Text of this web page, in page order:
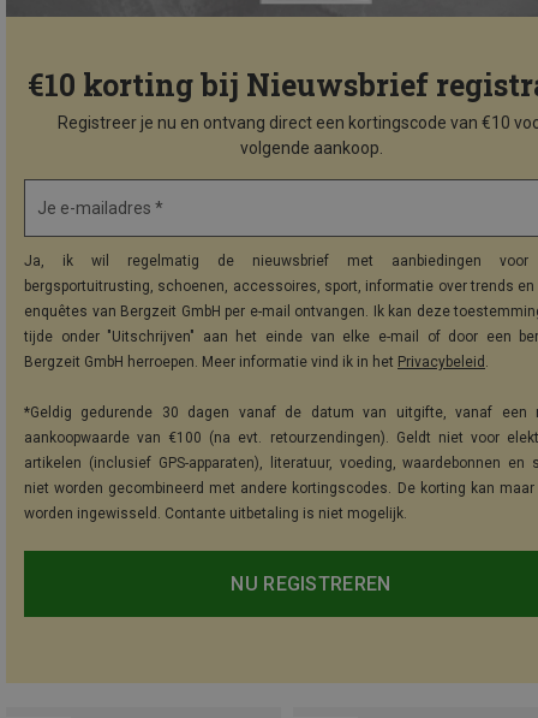
€10 korting bij Nieuwsbrief
Registreer je nu en ontvang direct een kortingscode van €10
volgende aankoop.
Je e-mailadres *
Ja, ik wil regelmatig de nieuwsbrief met aanbiedingen voor
bergsportuitrusting, schoenen, accessoires, sport, informatie over trends
enquêtes van Bergzeit GmbH per e-mail ontvangen. Ik kan deze
tijde onder "Uitschrijven" aan het einde van elke e-mail of door een
Bergzeit GmbH herroepen. Meer informatie vind ik in het Privacybeleid .
*Geldig gedurende 30 dagen vanaf de datum van uitgifte, vanaf een
aankoopwaarde van €100 (na evt. retourzendingen). Geldt niet voor
artikelen (inclusief GPS-apparaten), literatuur, voeding, waardebonnen en
niet worden gecombineerd met andere kortingscodes. De korting kan maar
worden ingewisseld. Contante uitbetaling is niet mogelijk.
NU REGISTREREN